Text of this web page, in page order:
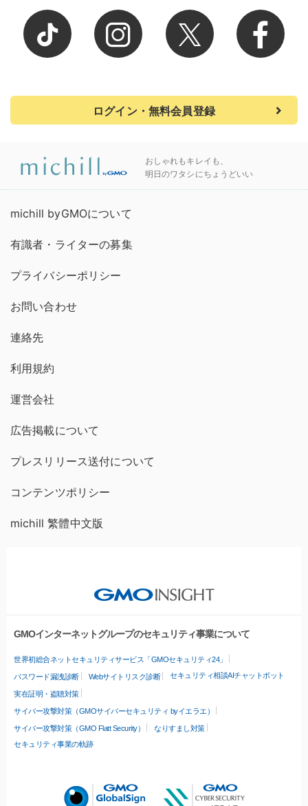
ログイン・無料会員登録
おしゃれもキレイも、
明日のワタシにちょうどいい
michill byGMOについて
有識者・ライターの募集
プライバシーポリシー
お問い合わせ
連絡先
利用規約
運営会社
広告掲載について
プレスリリース送付について
コンテンツポリシー
michill 繁體中文版
GMOインターネットグループのセキュリティ事業について
世界初総合ネットセキュリティサービス「GMOセキュリティ24」
パスワード漏洩診断 Webサイトリスク診断 セキュリティ相談AIチャットボット
実在証明・盗聴対策
サイバー攻撃対策（GMOサイバーセキュリティ byイエラエ）
サイバー攻撃対策（GMO Flatt Security）
なりすまし対策
セキュリティ事業の軌跡